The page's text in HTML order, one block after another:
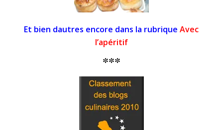
Et bien dautres encore dans la rubrique Avec
l’apéritif
***